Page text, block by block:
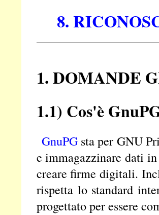
8.
1. DOMANDE
1.1) Cos'è
GnuPGsta per GNU
e immagazzinare dati
creare firme digitali.
rispetta lo standard
progettato per essere